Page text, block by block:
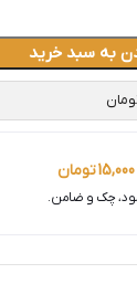
به سبد خرید
15,000تومان